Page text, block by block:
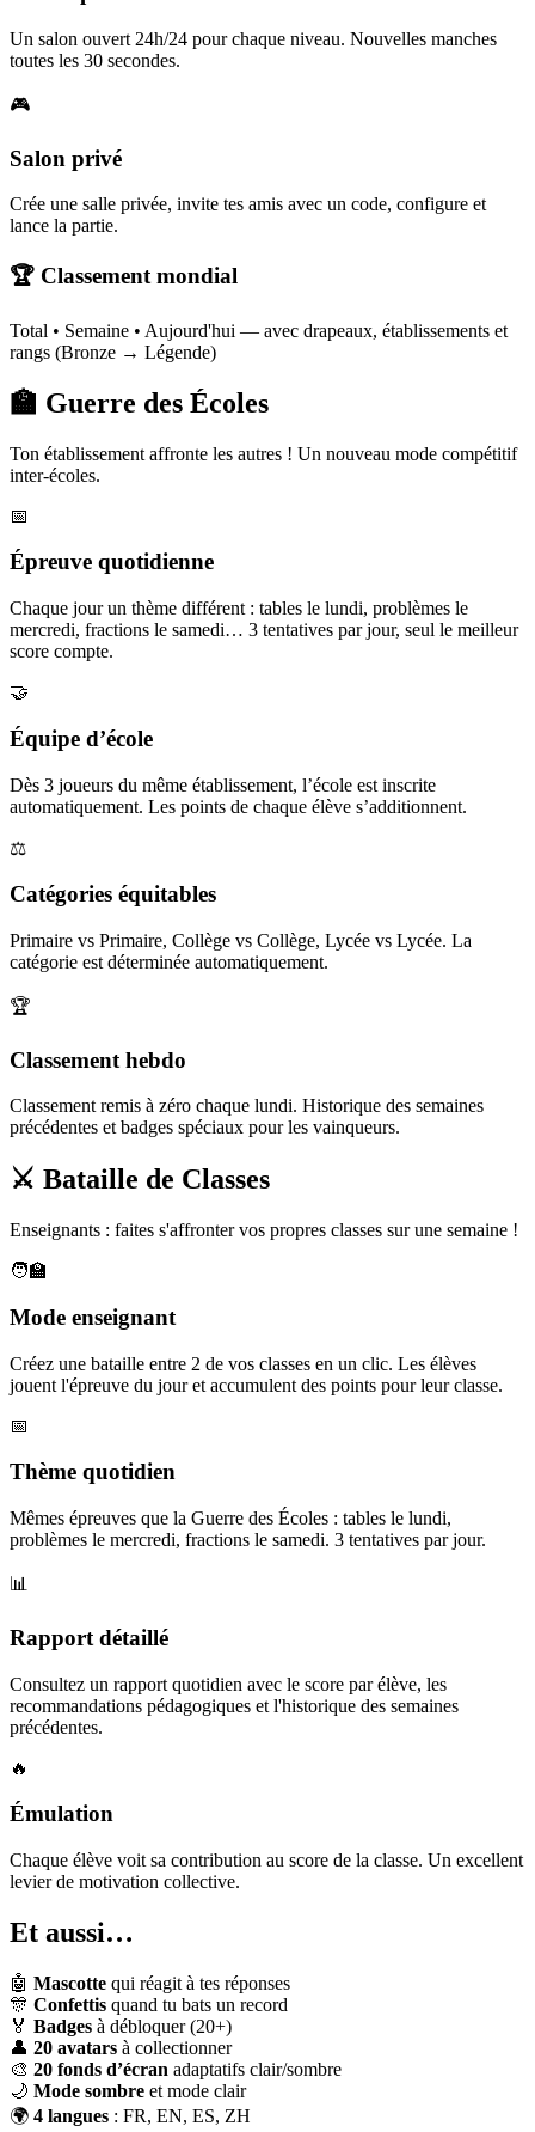
Un salon ouvert 24h/24 pour chaque niveau. Nouvelles manches
toutes les 30 secondes.
🎮
Salon privé
Crée une salle privée, invite tes amis avec un code, configure et
lance la partie.
🏆 Classement mondial
Total • Semaine • Aujourd'hui — avec drapeaux, établissements et
rangs (Bronze → Légende)
🏫 Guerre des Écoles
Ton établissement affronte les autres ! Un nouveau mode compétitif
inter-écoles.
📅
Épreuve quotidienne
Chaque jour un thème différent : tables le lundi, problèmes le
mercredi, fractions le samedi… 3 tentatives par jour, seul le meilleur
score compte.
🤝
Équipe d’école
Dès 3 joueurs du même établissement, l’école est inscrite
automatiquement. Les points de chaque élève s’additionnent.
⚖️
Catégories équitables
Primaire vs Primaire, Collège vs Collège, Lycée vs Lycée. La
catégorie est déterminée automatiquement.
🏆
Classement hebdo
Classement remis à zéro chaque lundi. Historique des semaines
précédentes et badges spéciaux pour les vainqueurs.
⚔️ Bataille de Classes
Enseignants : faites s'affronter vos propres classes sur une semaine !
🧑‍🏫
Mode enseignant
Créez une bataille entre 2 de vos classes en un clic. Les élèves
jouent l'épreuve du jour et accumulent des points pour leur classe.
📅
Thème quotidien
Mêmes épreuves que la Guerre des Écoles : tables le lundi,
problèmes le mercredi, fractions le samedi. 3 tentatives par jour.
📊
Rapport détaillé
Consultez un rapport quotidien avec le score par élève, les
recommandations pédagogiques et l'historique des semaines
précédentes.
🔥
Émulation
Chaque élève voit sa contribution au score de la classe. Un excellent
levier de motivation collective.
Et aussi…
🤖 Mascotte qui réagit à tes réponses
🎊 Confettis quand tu bats un record
🏅 Badges à débloquer (20+)
👤 20 avatars à collectionner
🎨 20 fonds d’écran adaptatifs clair/sombre
🌙 Mode sombre et mode clair
🌍 4 langues : FR, EN, ES, ZH